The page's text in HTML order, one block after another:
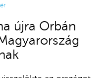
újra Orbán